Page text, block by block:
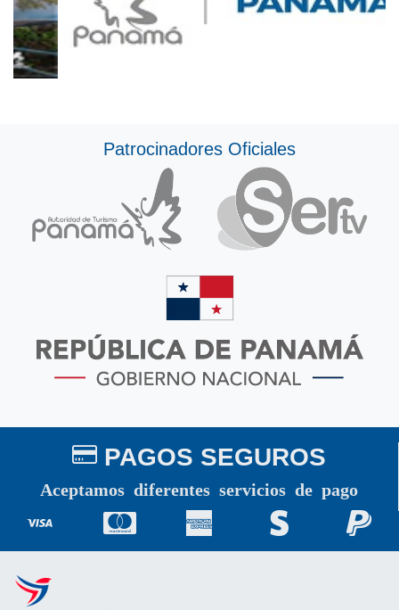
Patrocinadores Oficiales
PAGOS SEGUROS
Aceptamos diferentes servicios de pago